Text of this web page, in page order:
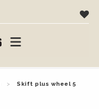
skift plus wheel 5